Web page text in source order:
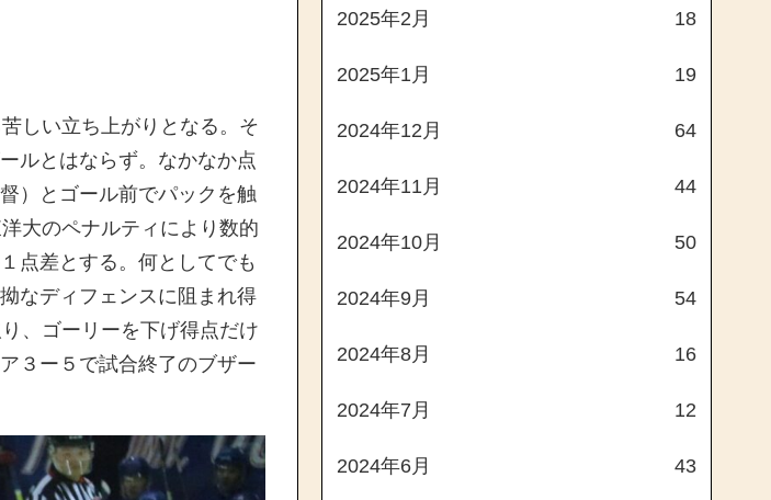
しい立ち上がりとなる。そ
ルとはならず。なかなか点
）とゴール前でパックを触
大のペナルティにより数的
点差とする。何としてでも
なディフェンスに阻まれ得
、ゴーリーを下げ得点だけ
３ー５で試合終了のブザー
2025年2月 18
2025年1月 19
2024年12月 64
2024年11月 44
2024年10月 50
2024年9月 54
2024年8月 16
2024年7月 12
2024年6月 43